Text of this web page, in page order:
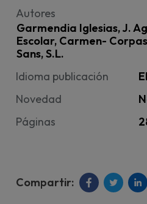
Autores
Garmendia Iglesias, J.
Escolar, Carmen-
Sans, S.L.
Idioma publicación
Novedad
Páginas